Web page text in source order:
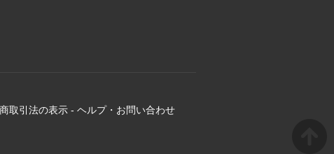
取引法の表示 - ヘルプ・お問い合わせ